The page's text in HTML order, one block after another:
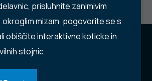
prisluhnite zanimivim
mizam, pogovorite se s
obiščite interaktivne koticke in
stojnic.
zdravje